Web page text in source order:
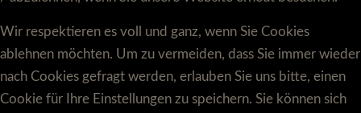
Wir respektieren es voll und ganz, wenn Sie Cookies
ablehnen möchten. Um zu vermeiden, dass Sie immer wieder
nach Cookies gefragt werden, erlauben Sie uns bitte, einen
Cookie für Ihre Einstellungen zu speichern. Sie können sich